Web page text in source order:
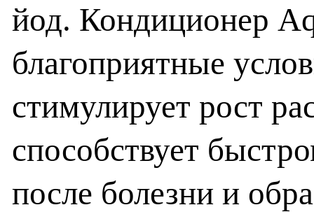
йод. Кондиционер
благоприятные
стимулирует рост
способствует
после болезни и